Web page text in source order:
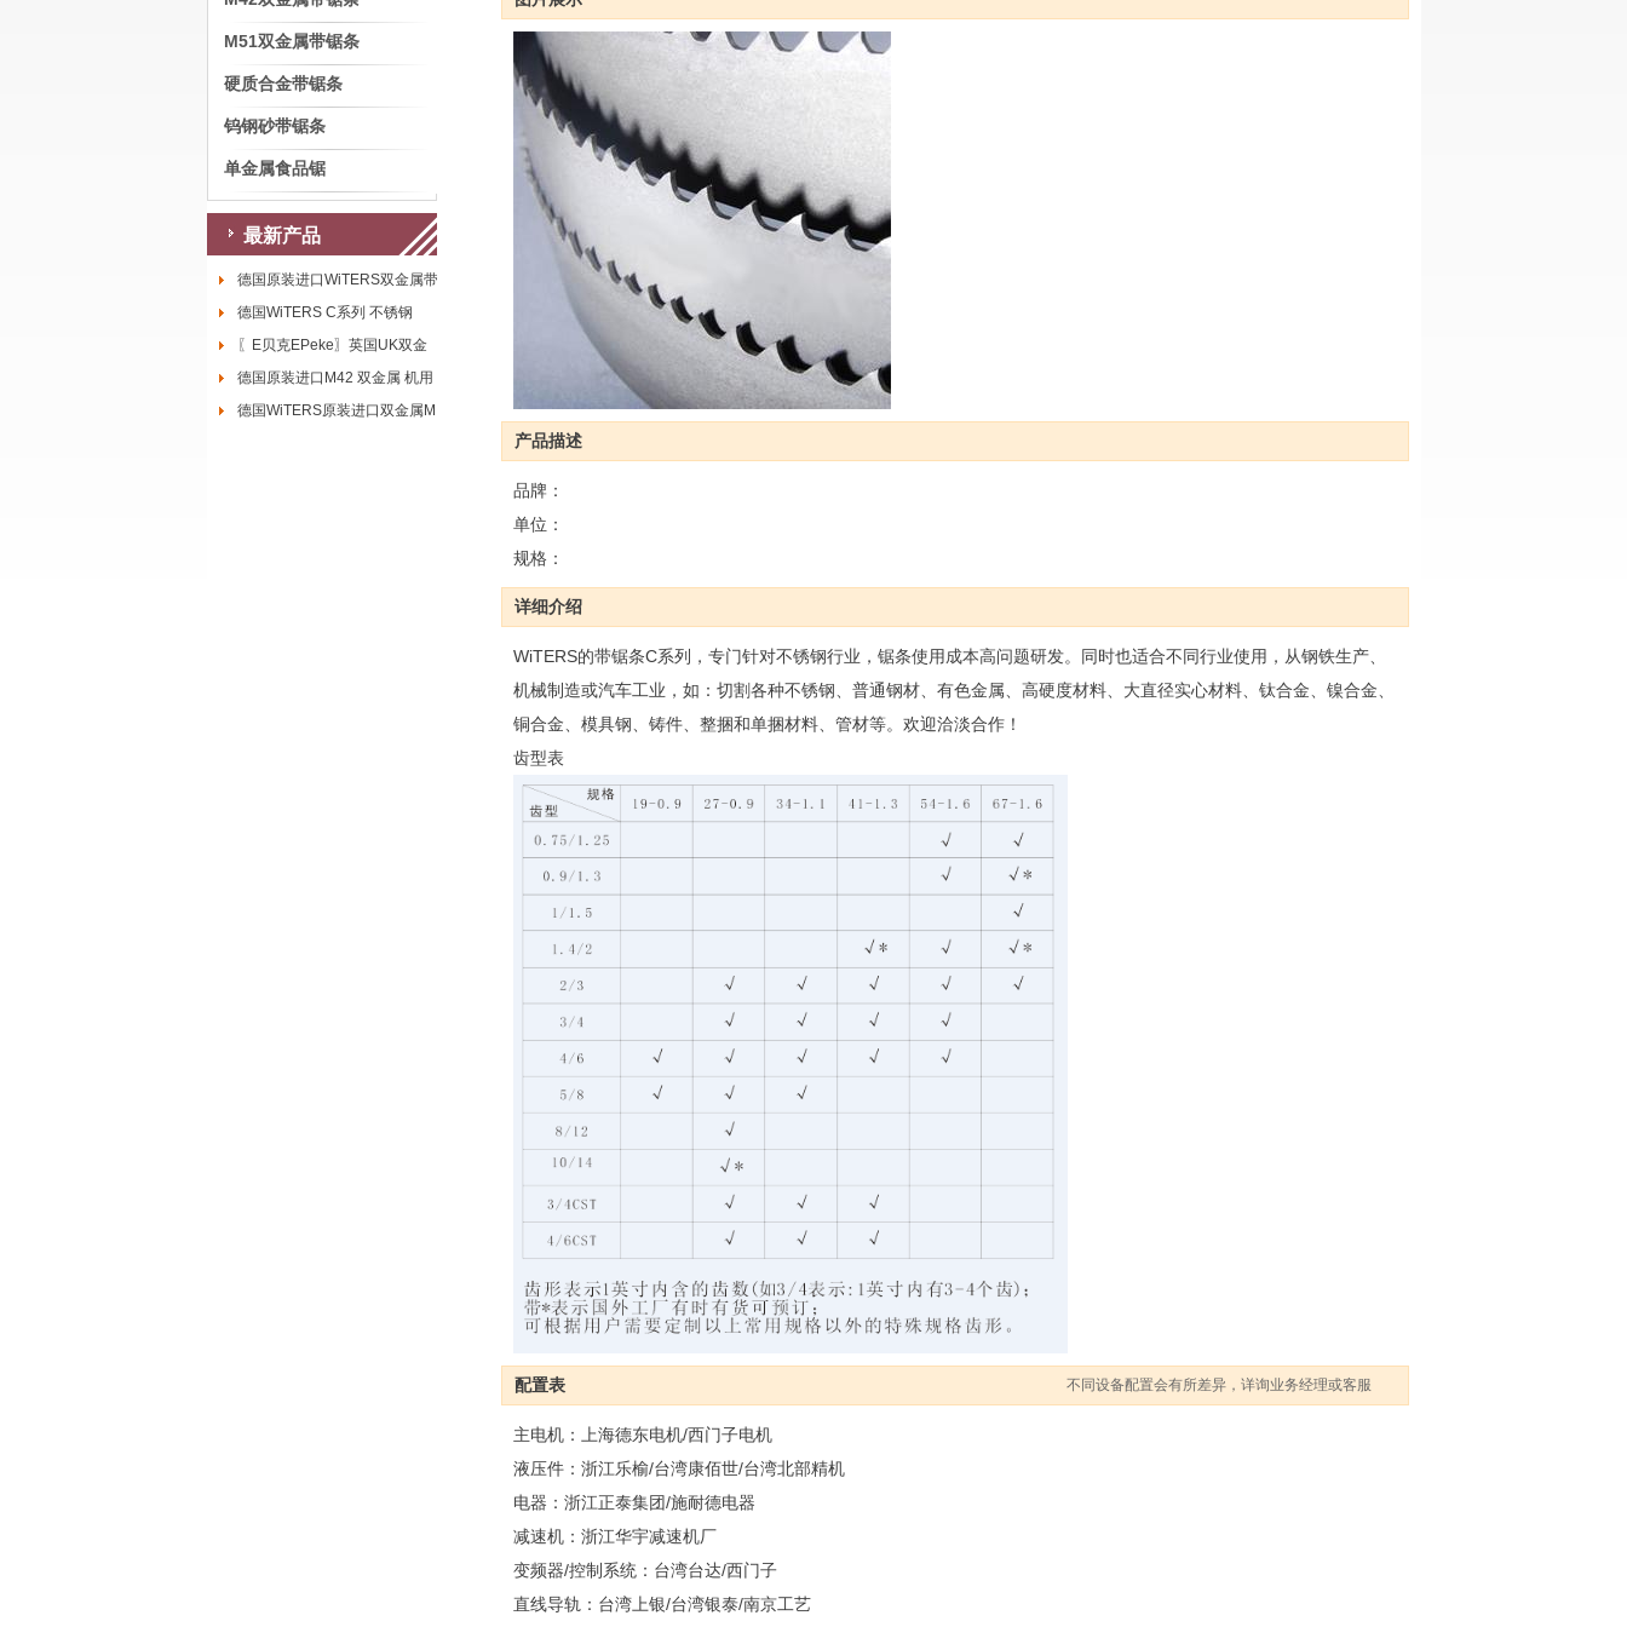
M51双金属带锯条
硬质合金带锯条
钨钢砂带锯条
单金属食品锯
最新产品
德国原装进口WiTERS双金属带
德国WiTERS C系列 不锈钢
〖E贝克EPeke〗英国UK双金
德国原装进口M42 双金属 机用
德国WiTERS原装进口双金属M
产品描述
品牌：
单位：
规格：
详细介绍
WiTERS的带锯条C系列，专门针对不锈钢行业，锯条使用成本高问题研发。同时也适合不同行业使用，从钢铁生产、
机械制造或汽车工业，如：切割各种不锈钢、普通钢材、有色金属、高硬度材料、大直径实心材料、钛合金、镍合金、
铜合金、模具钢、铸件、整捆和单捆材料、管材等。欢迎洽淡合作！
齿型表
配置表 不同设备配置会有所差异，详询业务经理或客服
主电机：上海德东电机/西门子电机
液压件：浙江乐榆/台湾康佰世/台湾北部精机
电器：浙江正泰集团/施耐德电器
减速机：浙江华宇减速机厂
变频器/控制系统：台湾台达/西门子
直线导轨：台湾上银/台湾银泰/南京工艺